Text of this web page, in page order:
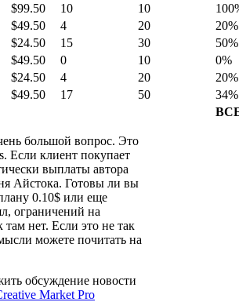
$99.50 10 10
$49.50 4 20
20%
$24.50 15 30
50%
$49.50 0 10
0%
$24.50 4 20
20%
$49.50 17 50
34%
большой вопрос. Это
Если клиент покупает
выплаты автора
Айстока. Готовы ли вы
0.10$ или еще
ограничений на
там нет. Если это не так
можете почитать на
обсуждение новости
Market Pro